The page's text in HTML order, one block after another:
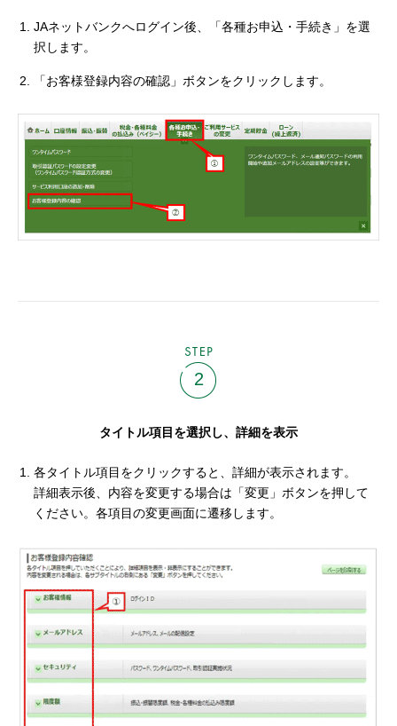
JAネットバンクへログイン後、「各種お申込・手続き」を選
択します。
「お客様登録内容の確認」ボタンをクリックします。
2
タイトル項目を選択し、詳細を表示
各タイトル項目をクリックすると、詳細が表示されます。
詳細表示後、内容を変更する場合は「変更」ボタンを押して
ください。各項目の変更画面に遷移します。